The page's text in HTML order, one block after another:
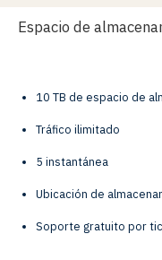
Espacio de
10 TB de espacio de
Tráfico ilimitado
5 instantánea
Ubicación de
Soporte gratuito por